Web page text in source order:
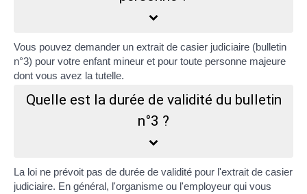
Vous pouvez demander un extrait de casier judiciaire (bulletin
n°3) pour votre enfant mineur et pour toute personne majeure
dont vous avez la tutelle.
Quelle est la durée de validité du bulletin
n°3 ?
La loi ne prévoit pas de durée de validité pour l'extrait de casier
judiciaire. En général, l'organisme ou l'employeur qui vous